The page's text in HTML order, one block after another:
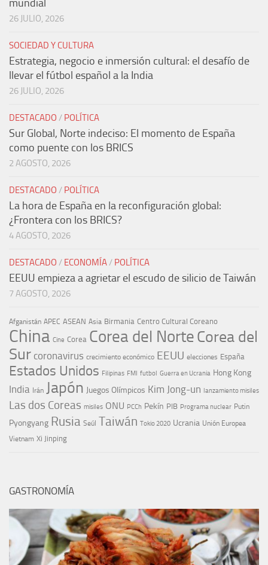
mundial
26 JULIO, 2026
SOCIEDAD Y CULTURA
Estrategia, negocio e inmersión cultural: el desafío de
llevar el fútbol español a la India
26 JULIO, 2026
DESTACADO / POLÍTICA
Sur Global, Norte indeciso: El momento de España
como puente con los BRICS
2 AGOSTO, 2026
DESTACADO / POLÍTICA
La hora de España en la reconfiguración global:
¿Frontera con los BRICS?
4 AGOSTO, 2026
DESTACADO / ECONOMÍA/ POLÍTICA
EEUU empieza a agrietar el escudo de silicio de Taiwán
7 AGOSTO, 2026
Afganistán APEC ASEAN Asia Birmania Centro Cultural Coreano
China Cine Corea Corea del NorteCorea del
Sur coronavirus crecimiento económico EEUU elecciones España
Estados Unidos Filipinas FMI futbol Guerra en Ucrania Hong Kong
India Irán Japón Juegos Olímpicos Kim Jong-un lanzamiento misiles
Las dos Coreas misiles ONU PCCh Pekín PIB Programa nuclear Putin
Pyongyang Rusia Seúl Taiwán Tokio 2020 Ucrania Unión Europea
Vietnam Xi Jinping
GASTRONOMÍA